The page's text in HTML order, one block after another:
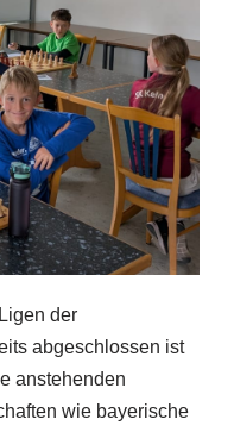
der
abgeschlossen ist
anstehenden
wie bayerische